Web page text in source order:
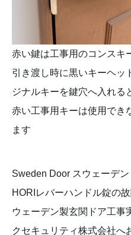
赤い鍵は工事用のコンスキ
引き渡し時に黒いキーヘッ
ジナルキーを鍵穴へ入れる
赤い工事用キーは使用でき
ます
Sweden Door スウェーデ
HORIレバーハンドル錠の
ウェーデン製玄関ドア工事
クセキュリティ株式会社へ